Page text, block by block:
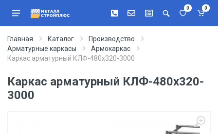
0 0
Главная Каталог
Производство
Арматурные каркасы
Армокаркас
Каркас арматурный КЛФ-480х320-3000
Каркас арматурный КЛФ-480х320-
3000